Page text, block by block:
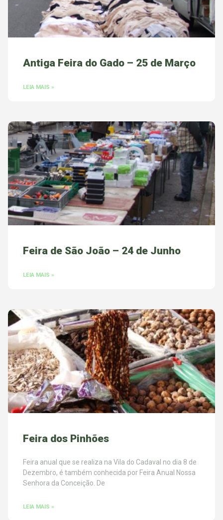
Antiga Feira do Gado – 25 de Março
LEIA MAIS »
Feira de São João – 24 de Junho
LEIA MAIS »
Feira dos Pinhões
Feira anual que se realiza na Vila do Cadaval no dia 8 de
Dezembro, é também conhecida por Feira Anual Nossa
Senhora da Conceição. De
LEIA MAIS »